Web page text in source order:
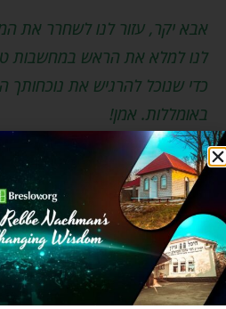
אבא יקר, עזור לנו לשחרר את
לנו למלא את הראש במחשבות
כדי שנוכל להרגיש את נוכחותך
באומללות. אמן!
מאמרים נפלאים ומרתקים
אישית תמצאו
בקישור הזה.
הצלחה התבודדות התחלה חדשה
כעסן עצות מעשיות